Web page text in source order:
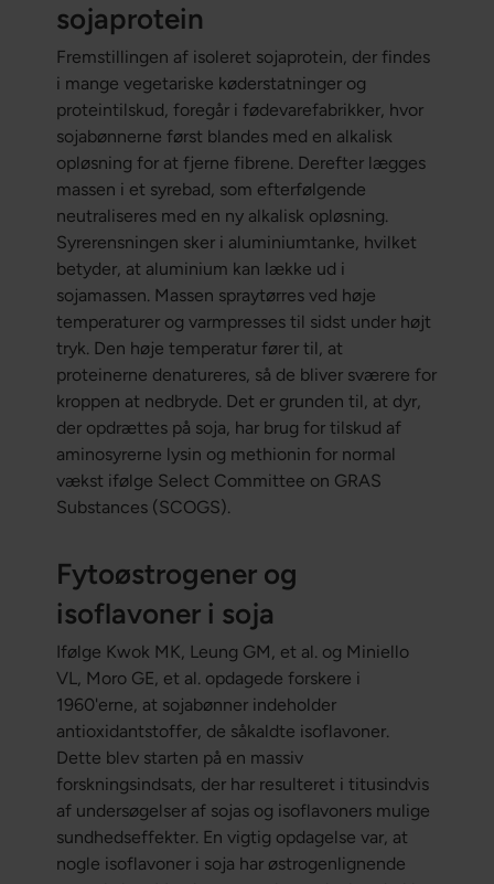
sojaprotein
Fremstillingen af isoleret sojaprotein, der findes
i mange vegetariske køderstatninger og
proteintilskud, foregår i fødevarefabrikker, hvor
sojabønnerne først blandes med en alkalisk
opløsning for at fjerne fibrene. Derefter lægges
massen i et syrebad, som efterfølgende
neutraliseres med en ny alkalisk opløsning.
Syrerensningen sker i aluminiumtanke, hvilket
betyder, at aluminium kan lække ud i
sojamassen. Massen spraytørres ved høje
temperaturer og varmpresses til sidst under højt
tryk. Den høje temperatur fører til, at
proteinerne denatureres, så de bliver sværere for
kroppen at nedbryde. Det er grunden til, at dyr,
der opdrættes på soja, har brug for tilskud af
aminosyrerne lysin og methionin for normal
vækst ifølge Select Committee on GRAS
Substances (SCOGS).
Fytoøstrogener og
isoflavoner i soja
Ifølge Kwok MK, Leung GM, et al. og Miniello
VL, Moro GE, et al. opdagede forskere i
1960'erne, at sojabønner indeholder
antioxidantstoffer, de såkaldte isoflavoner.
Dette blev starten på en massiv
forskningsindsats, der har resulteret i titusindvis
af undersøgelser af sojas og isoflavoners mulige
sundhedseffekter. En vigtig opdagelse var, at
nogle isoflavoner i soja har østrogenlignende